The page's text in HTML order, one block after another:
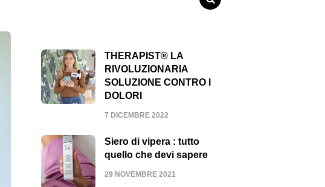
THERAPIST® LA
RIVOLUZIONARIA
SOLUZIONE CONTRO I
DOLORI
7 DICEMBRE 2022
Siero di vipera : tutto
quello che devi sapere
29 NOVEMBRE 2021